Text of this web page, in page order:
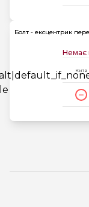
Болт - ексцентрик
Немає
Київ